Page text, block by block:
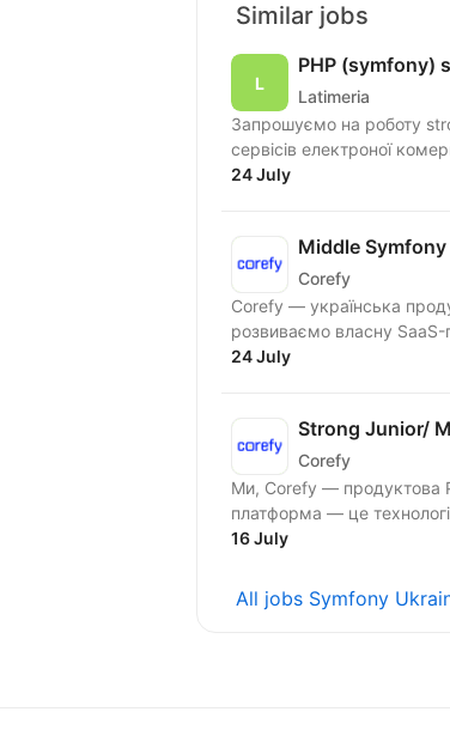
Similar jobs
PHP (symfony)
Latimeria
Запрошуємо на роботу
24 July
Middle
Corefy
Corefy — українська
розвиваємо власну SaaS-
24 July
Strong Junior/
Corefy
Ми, Corefy — продуктова
16 July
All jobs Symfony